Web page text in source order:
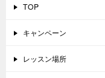
TOP
キャンペーン
レッスン場所